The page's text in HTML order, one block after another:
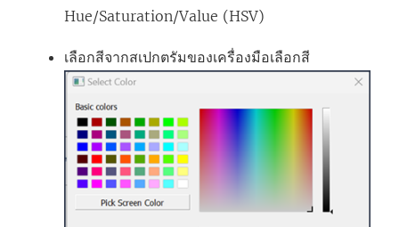
Hue/Saturation/Value (HSV)
เลือกสีจากสเปกตรัมของเครื่องมือเลือกสี